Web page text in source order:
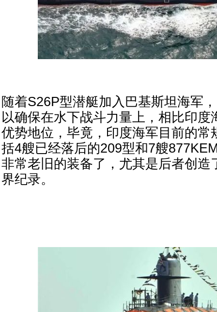
随着S26P型潜艇加入巴基斯坦海军
以确保在水下战斗力量上，相比印度
优势地位，毕竟，印度海军目前的常
括4艘已经落后的209型和7艘
非常老旧的装备了，尤其是后者创造
界纪录。